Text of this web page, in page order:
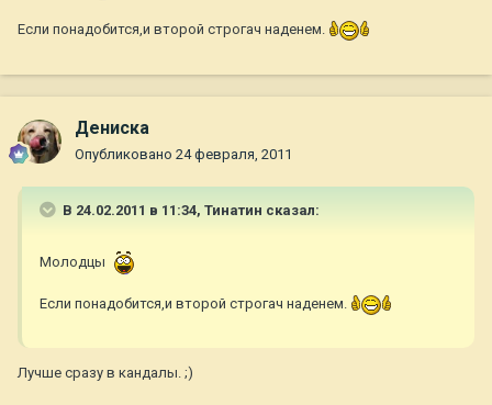
Если понадобится,и второй строгач наденем.
Дениска
Опубликовано 24 февраля, 2011
В 24.02.2011 в 11:34, Тинатин сказал:
Молодцы
Если понадобится,и второй строгач наденем.
Лучше сразу в кандалы. ;)